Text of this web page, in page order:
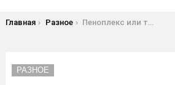
Вы здесь:
Главная Разное Пеноплекс или техноплекс: что лучше выбрать и чем они отличаются?
РАЗНОЕ